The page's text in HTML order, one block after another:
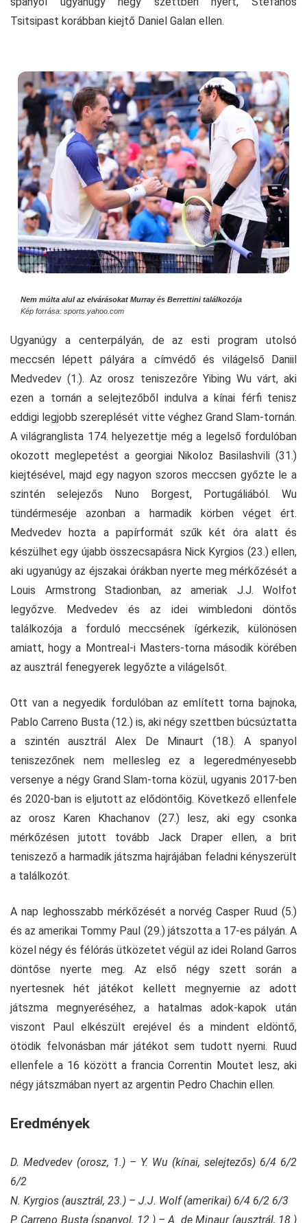
Tsitsipast korábban kiejtő Daniel Galan ellen.
Nem múlta alul az elvárásokat Murray és Berrettini találkozója
Kép forrása: sports.yahoo.com
Ugyanúgy a centerpályán, de az esti program utolsó
meccsén lépett pályára a címvédő és világelső Daniil
Medvedev (1.). Az orosz teniszezőre Yibing Wu várt, aki
ezen a tornán a selejtezőből indulva a kínai férfi tenisz
eddigi legjobb szereplését vitte véghez Grand Slam-tornán.
A világranglista 174. helyezettje még a legelső fordulóban
okozott meglepetést a georgiai Nikoloz Basilashvili (31.)
kiejtésével, majd egy nagyon szoros meccsen győzte le a
szintén selejezős Nuno Borgest, Portugáliából. Wu
tündérmeséje azonban a harmadik körben véget ért.
Medvedev hozta a papírformát szűk két óra alatt és
készülhet egy újabb összecsapásra Nick Kyrgios (23.) ellen,
aki ugyanúgy az éjszakai órákban nyerte meg mérkőzését a
Louis Armstrong Stadionban, az ameriak J.J. Wolfot
legyőzve. Medvedev és az idei wimbledoni döntős
találkozója a forduló meccsének ígérkezik, különösen
amiatt, hogy a Montreal-i Masters-torna második körében
az ausztrál fenegyerek legyőzte a világelsőt.
Ott van a negyedik fordulóban az említett torna bajnoka,
Pablo Carreno Busta (12.) is, aki négy szettben búcsúztatta
a szintén ausztrál Alex De Minaurt (18.). A spanyol
teniszezőnek nem mellesleg ez a legeredményesebb
versenye a négy Grand Slam-torna közül, ugyanis 2017-ben
és 2020-ban is eljutott az elődöntőig. Következő ellenfele
az orosz Karen Khachanov (27.) lesz, aki egy csonka
mérkőzésen jutott tovább Jack Draper ellen, a brit
teniszező a harmadik játszma hajrájában feladni kényszerült
a találkozót.
A nap leghosszabb mérkőzését a norvég Casper Ruud (5.)
és az amerikai Tommy Paul (29.) játszotta a 17-es pályán. A
közel négy és félórás ütközetet végül az idei Roland Garros
döntőse nyerte meg. Az első négy szett során a
nyertesnek hét játékot kellett megnyernie az adott
játszma megnyeréséhez, a hatalmas adok-kapok után
viszont Paul elkészült erejével és a mindent eldöntő,
ötödik felvonásban már játékot sem tudott nyerni. Ruud
ellenfele a 16 között a francia Correntin Moutet lesz, aki
négy játszmában nyert az argentin Pedro Chachin ellen.
Eredmények
D. Medvedev (orosz, 1.) – Y. Wu (kínai, selejtezős) 6/4 6/2
6/2
N. Kyrgios (ausztrál, 23.) – J.J. Wolf (amerikai) 6/4 6/2 6/3
P. Carreno Busta (spanyol, 12.) – A. de Minaur (ausztrál, 18.)